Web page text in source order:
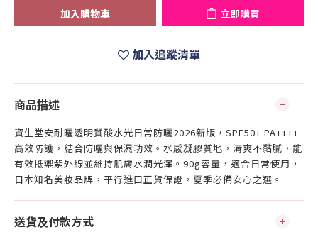
加入購物車 立即購買
加入追蹤清單
商品描述
資生堂安耐曬透明質酸水光日常防曬2026新版，SPF50+ PA++++
高效防護，結合防曬與保濕功效。水感凝膠質地，清爽不黏膩，能
有效抵禦紫外線並維持肌膚水潤光澤。90g容量，適合日常使用，
日本知名美妝品牌，平行進口正貨保證，夏季必備安心之選。
送貨及付款方式